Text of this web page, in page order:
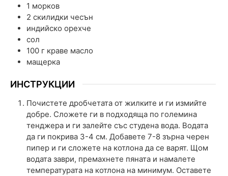
1 морков
2 скилидки чесън
индийско орехче
сол
100 г краве масло
мащерка
ИНСТРУКЦИИ
Почистете дробчетата от жилките и ги измийте
добре. Сложете ги в подходяща по големина
тенджера и ги залейте със студена вода. Водата
да ги покрива 3-4 см. Добавете 7-8 зърна черен
пипер и ги сложете на котлона да се варят. Щом
водата заври, премахнете пяната и намалете
температурата на котлона на минимум. Оставете